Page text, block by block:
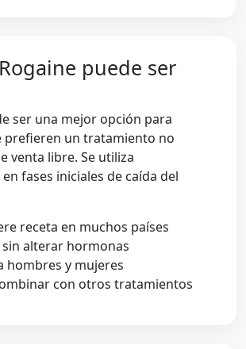
puede ser
ser una mejor opción para
prefieren un tratamiento no
venta libre. Se utiliza
fases iniciales de caída del
receta en muchos países
sin alterar hormonas
hombres y mujeres
con otros tratamientos